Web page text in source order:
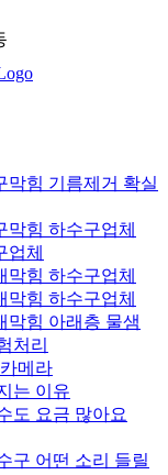
막힘 기름제거 확실
막힘 하수구업체
업체
막힘 하수구업체
막힘 하수구업체
막힘 아래층 물샘
처리
메라
는 이유
도 요금 많아요
구 어떤 소리 들릴